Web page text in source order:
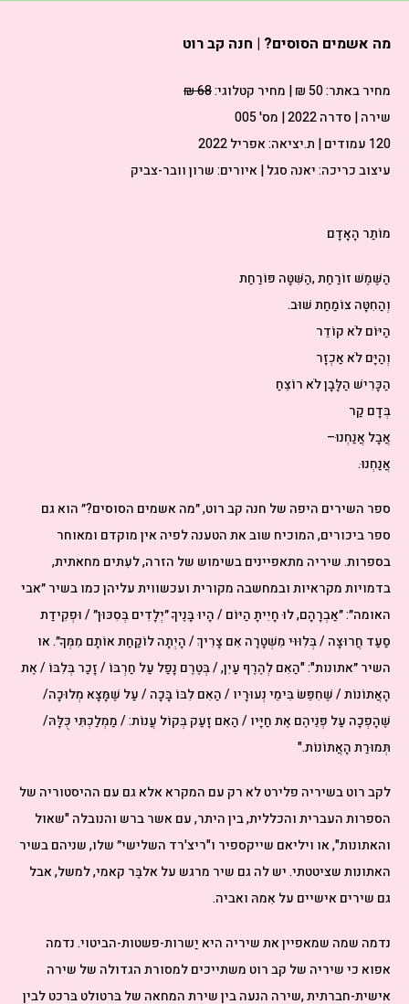
מה אשמים הסוסים? | חנה קב רוט
מחיר באתר:50 ₪ | מחיר קטלוגי:68 ₪
שירה | סדרה 2022 | מס' 005
120 עמודים | ת.יציאה: אפריל 2022
עיצוב כריכה: יאנה סגל | איורים: שרון וובר-צביק
מוֹתַר‭ ‬הָאָדָם
הַשֶּׁמֶשׁ‭ ‬זוֹרַחַת‭, ‬הַשִּׁטָּה‭ ‬פּוֹרַחַת
וְהַחִטָּה‭ ‬צוֹמַחַת‭ ‬שׁוּב‭.‬
הַיּוֹם‭ ‬לֹא‭ ‬קוֹדֵר
וְהַיָּם‭ ‬לֹא‭ ‬אַכְזָר
הַכָּרִישׁ‭ ‬הַלָּבָן‭ ‬לֹא‭ ‬רוֹצֵחַ
בְּדָם‭ ‬קַר
אֲבָל‭ ‬אֲנַחְנוּ‭ – ‬
אֲנַחְנוּ‭.‬
ספר‭ ‬השירים‭ ‬היפה‭ ‬של‭ ‬ חנה‭ ‬קב‭ ‬רוט, ״
‬בספרות. שיריה‭ ‬מתאפיינים‭ ‬בשימוש‭ ‬של‭ ‬הזרה, לעִתים‭ ‬מחאתית,
‬הָאֲתוֹנוֹת‭ / ‬שֶׁחִפֵּשׂ‭ ‬בִּימֵי‭ ‬נְעוּרָיו‭ / ‬הַאִם‭ ‬לִבּוֹ‭ ‬בָּכָה‭ / ‬עַל‭ ‬שֶׁמָּצָא‭ ‬מְלוּכָה‭ /
‬שֶׁהָפְכָה‭ ‬עַל‭ ‬פְּנֵיהֶם‭ ‬אֶת‭ ‬חַיָּיו‭ / ‬הַאִם‭ ‬זָעַק‭ ‬בְּקוֹל‭ ‬עֲנוֹת: / ‬מַמְלַכְתִּי‭ ‬כֻּלָּהּ‭ /
‬תְּמוּרַת‭ ‬הָאֲתוֹנוֹת."‬
‬גם‭ ‬שירים‭ ‬אישיים‭ ‬על‭ ‬אִמהּ‭ ‬ואביה‭.‬